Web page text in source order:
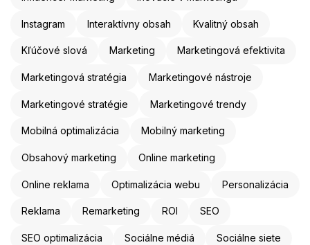
Instagram Interaktívny obsah Kvalitný obsah
Kľúčové slová Marketing Marketingová efektivita
Marketingová stratégia Marketingové nástroje
Marketingové stratégie Marketingové trendy
Mobilná optimalizácia Mobilný marketing
Obsahový marketing Online marketing
Online reklama Optimalizácia webu Personalizácia
Reklama Remarketing ROI SEO
SEO optimalizácia Sociálne médiá Sociálne siete